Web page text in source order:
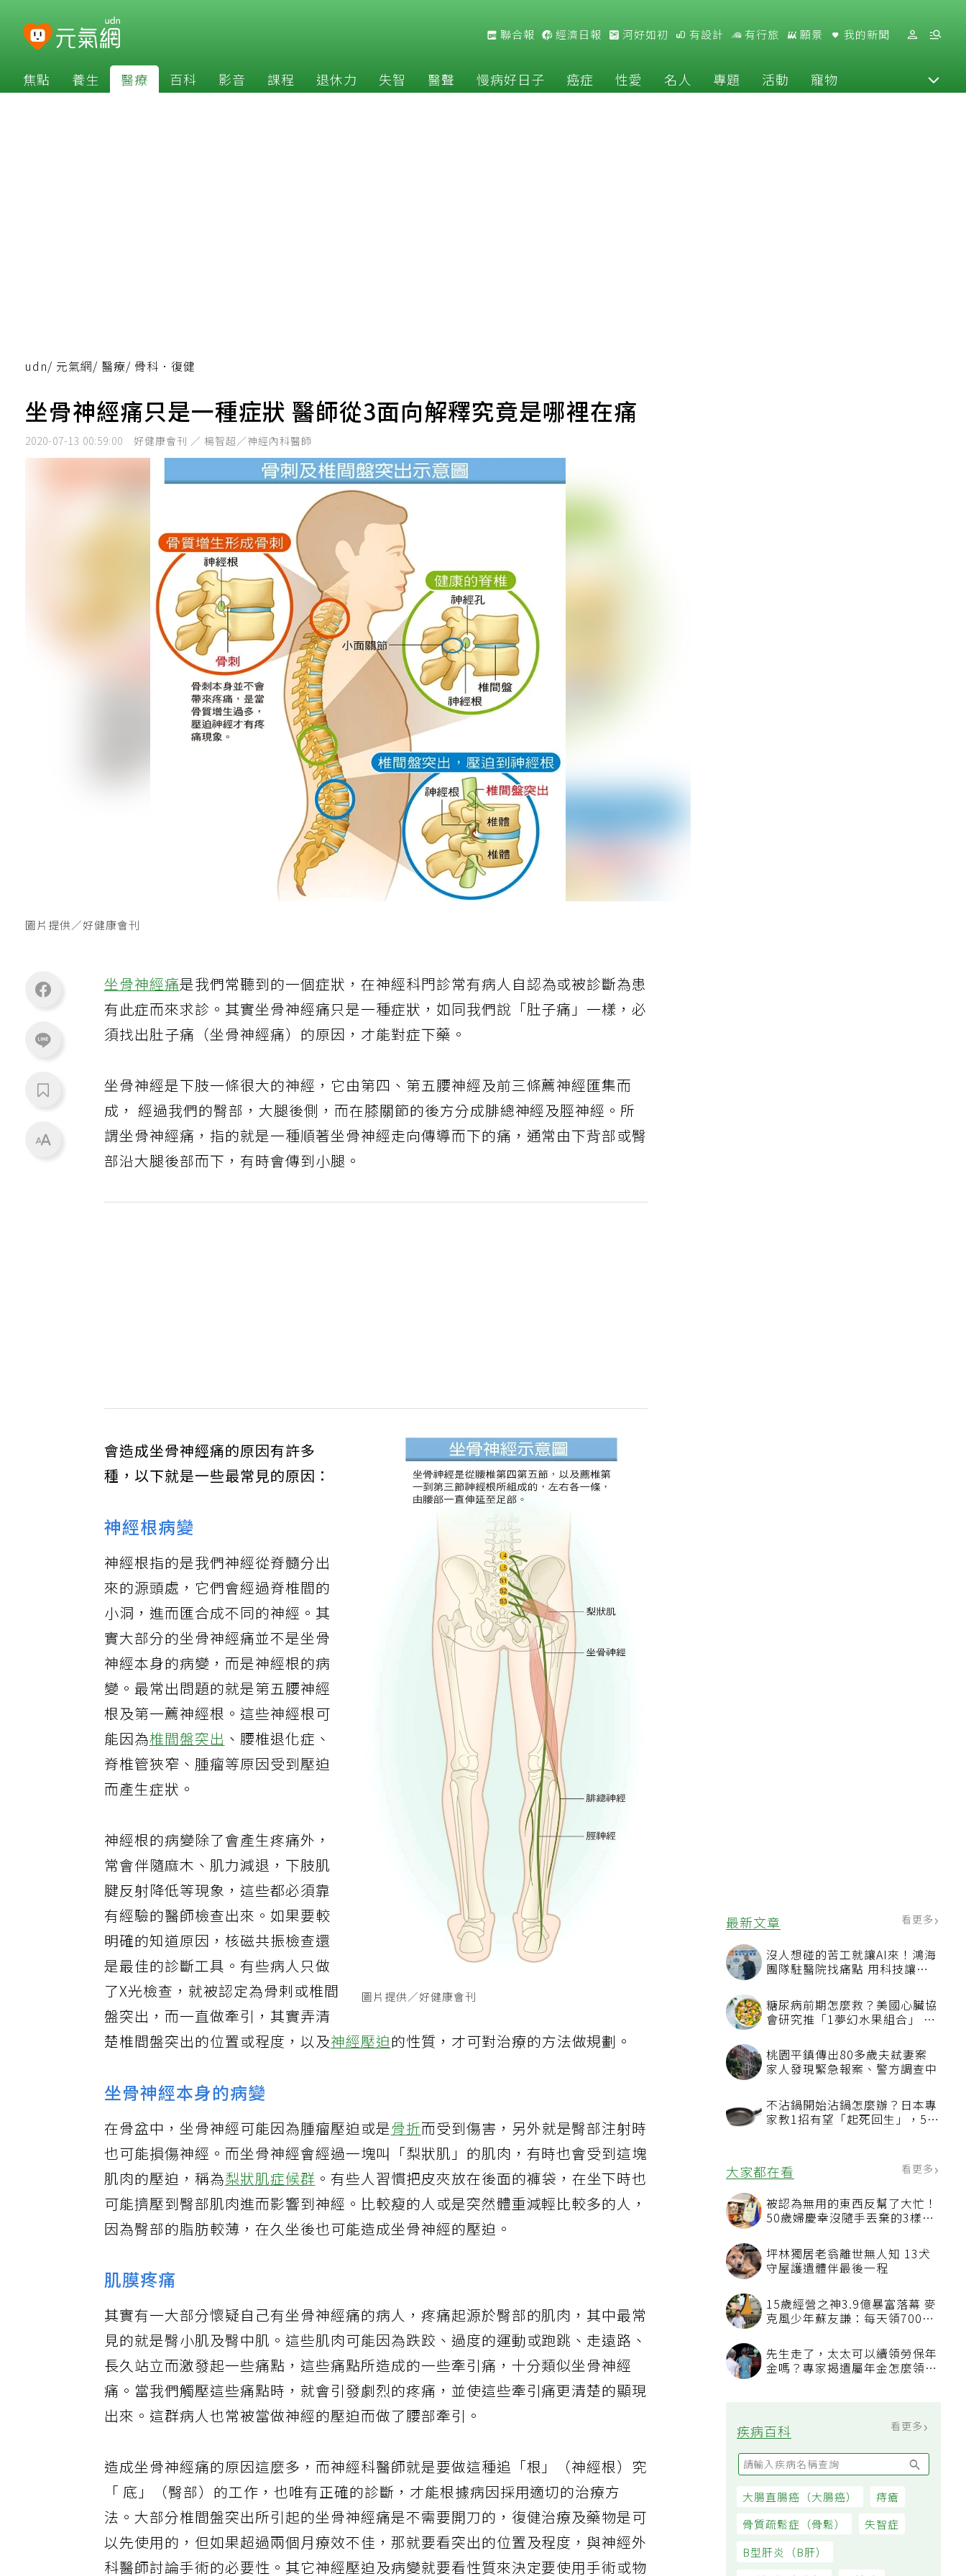
聯合報 經濟日報 河好如初 有設計 有行旅 願景 我的新聞
焦點 養生 醫療 百科 影音 課程 退休力 失智 醫聲 慢病好日子 癌症 性愛 名人 專題 活動 寵物
最新文章 看更多
沒人想碰的苦工就讓AI來！鴻海
團隊駐醫院找痛點 用科技讓醫
糖尿病前期怎麼救？美國心臟協
會研究推「1夢幻水果組合」 酪
桃園平鎮傳出80多歲夫弒妻案
家人發現緊急報案、警方調查中
不沾鍋開始沾鍋怎麼辦？日本專
家教1招有望「起死回生」，5情
大家都在看
被認為無用的東西反幫了大忙！
50歲婦慶幸沒隨手丟棄的3樣物
坪林獨居老翁離世無人知 13犬
守屋護遺體伴最後一程
15歲經營之神3.9億暴富落幕 麥
克風少年蘇友謙：每天領700元
過日子
先生走了，太太可以續領勞保年
疾病百科
udn/ 元氣網/ 醫療/ 骨科．復健
坐骨神經痛只是一種症狀 醫師從3面向解釋究竟是哪裡在痛
2020-07-13 00:59:00 好健康會刊 ／ 楊智超／神經內科醫師
圖片提供／好健康會刊
坐骨神經痛是我們常聽到的一個症狀，在神經科門診常有病人自認為或被診斷為患
有此症而來求診。其實坐骨神經痛只是一種症狀，如同我們說「肚子痛」一樣，必
須找出肚子痛（坐骨神經痛）的原因，才能對症下藥。
坐骨神經是下肢一條很大的神經，它由第四、第五腰神經及前三條薦神經匯集而
成， 經過我們的臀部，大腿後側，而在膝關節的後方分成腓總神經及脛神經。所
謂坐骨神經痛，指的就是一種順著坐骨神經走向傳導而下的痛，通常由下背部或臀
部沿大腿後部而下，有時會傳到小腿。
圖片提供／好健康會刊
會造成坐骨神經痛的原因有許多
種，以下就是一些最常見的原因：
神經根病變
神經根指的是我們神經從脊髓分出
來的源頭處，它們會經過脊椎間的
小洞，進而匯合成不同的神經。其
實大部分的坐骨神經痛並不是坐骨
神經本身的病變，而是神經根的病
變。最常出問題的就是第五腰神經
根及第一薦神經根。這些神經根可
能因為椎間盤突出 、腰椎退化症、
脊椎管狹窄、腫瘤等原因受到壓迫
而產生症狀。
神經根的病變除了會產生疼痛外，
常會伴隨麻木、肌力減退，下肢肌
腱反射降低等現象，這些都必須靠
有經驗的醫師檢查出來。如果要較
明確的知道原因，核磁共振檢查還
是最佳的診斷工具。有些病人只做
了X光檢查，就被認定為骨剌或椎間
盤突出，而一直做牽引，其實弄清
楚椎間盤突出的位置或程度，以及神經壓迫的性質，才可對治療的方法做規劃。
坐骨神經本身的病變
在骨盆中，坐骨神經可能因為腫瘤壓迫或是骨折而受到傷害，另外就是臀部注射時
也可能損傷神經。而坐骨神經會經過一塊叫「梨狀肌」的肌肉，有時也會受到這塊
肌肉的壓迫，稱為梨狀肌症候群 。有些人習慣把皮夾放在後面的褲袋，在坐下時也
可能擠壓到臀部肌肉進而影響到神經。比較瘦的人或是突然體重減輕比較多的人，
因為臀部的脂肪較薄，在久坐後也可能造成坐骨神經的壓迫。
肌膜疼痛
其實有一大部分懷疑自己有坐骨神經痛的病人，疼痛起源於臀部的肌肉，其中最常
見的就是臀小肌及臀中肌。這些肌肉可能因為跌跤、過度的運動或跑跳、走遠路、
長久站立而激發起一些痛點，這些痛點所造成的一些牽引痛，十分類似坐骨神經
痛。當我們觸壓這些痛點時，就會引發劇烈的疼痛，並使這些牽引痛更清楚的顯現
出來。這群病人也常被當做神經的壓迫而做了腰部牽引。
造成坐骨神經痛的原因這麼多，而神經科醫師就是要做這種追「根」（神經根）究
「 底」（臀部）的工作，也唯有正確的診斷，才能根據病因採用適切的治療方
法。大部分椎間盤突出所引起的坐骨神經痛是不需要開刀的，復健治療及藥物是可
以先使用的，但如果超過兩個月療效不佳，那就要看突出的位置及程度，與神經外